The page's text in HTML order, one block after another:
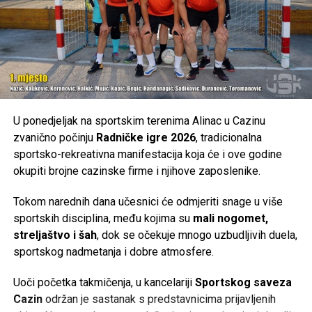
Tweet Share
Mail
U ponedjeljak na sportskim terenima Alinac u Cazinu
zvanično počinju Radničke igre 2026, tradicionalna
sportsko-rekreativna manifestacija koja će i ove godine
okupiti brojne cazinske firme i njihove zaposlenike.
Tokom narednih dana učesnici će odmjeriti snage u više
sportskih disciplina, među kojima su mali nogomet,
streljaštvo i šah, dok se očekuje mnogo uzbudljivih duela,
sportskog nadmetanja i dobre atmosfere.
Uoči početka takmičenja, u kancelariji Sportskog saveza
Cazinodržan je sastanak s predstavnicima prijavljenih